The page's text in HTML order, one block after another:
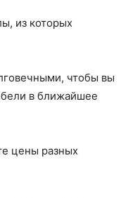
из которых
чтобы вы
в ближайшее
цены разных